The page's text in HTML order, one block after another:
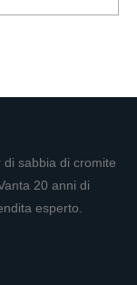
sabbia di cromite
20 anni di
esperto.